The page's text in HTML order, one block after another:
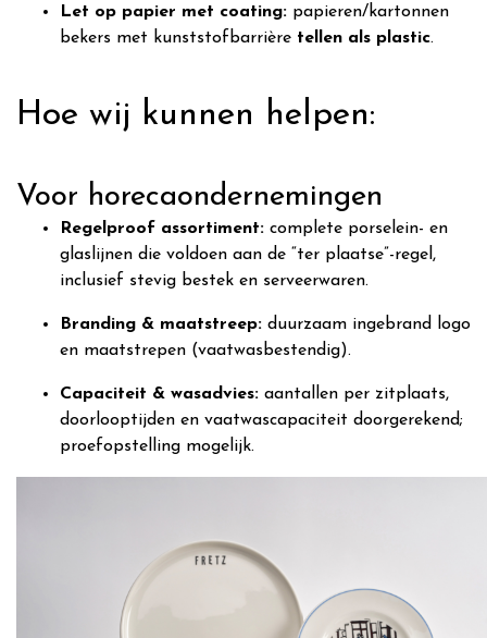
Let op papier met coating: papieren/kartonnen
bekers met kunststofbarrière tellen als plastic.
Hoe wij kunnen helpen:
Voor horecaondernemingen
Regelproof assortiment: complete porselein- en
glaslijnen die voldoen aan de “ter plaatse”-regel,
inclusief stevig bestek en serveerwaren.
Branding & maatstreep: duurzaam ingebrand logo
en maatstrepen (vaatwasbestendig).
Capaciteit & wasadvies: aantallen per zitplaats,
doorlooptijden en vaatwascapaciteit doorgerekend;
proefopstelling mogelijk.